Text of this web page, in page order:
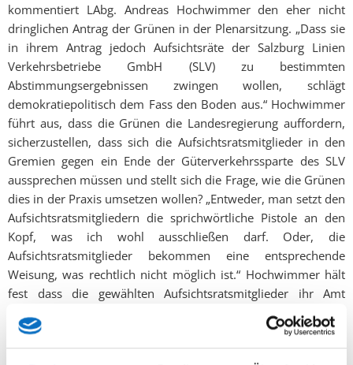
kommentiert LAbg. Andreas Hochwimmer den eher nicht
dringlichen Antrag der Grünen in der Plenarsitzung. „Dass sie
in ihrem Antrag jedoch Aufsichtsräte der Salzburg Linien
Verkehrsbetriebe GmbH (SLV) zu bestimmten
Abstimmungsergebnissen zwingen wollen, schlägt
demokratiepolitisch dem Fass den Boden aus.“ Hochwimmer
führt aus, dass die Grünen die Landesregierung auffordern,
sicherzustellen, dass sich die Aufsichtsratsmitglieder in den
Gremien gegen ein Ende der Güterverkehrssparte des SLV
aussprechen müssen und stellt sich die Frage, wie die Grünen
dies in der Praxis umsetzen wollen? „Entweder, man setzt den
Aufsichtsratsmitgliedern die sprichwörtliche Pistole an den
Kopf, was ich wohl ausschließen darf. Oder, die
Aufsichtsratsmitglieder bekommen eine entsprechende
Weisung, was rechtlich nicht möglich ist.“ Hochwimmer hält
fest dass die gewählten Aufsichtsratsmitglieder ihr Amt
weisungsfrei in eigener Verantwortung auszuüben haben und
als oberste Leitschnur der Tätigkeit das Wohl des
Unternehmens zu verfolgen haben. „Die Vorschreibung eines